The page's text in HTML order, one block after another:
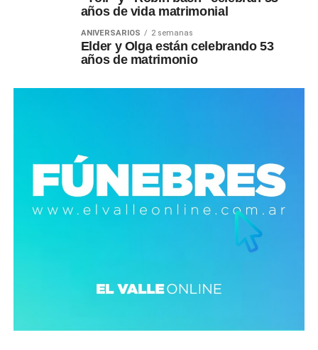
años de vida matrimonial
ANIVERSARIOS 2 semanas
Elder y Olga están celebrando 53
años de matrimonio